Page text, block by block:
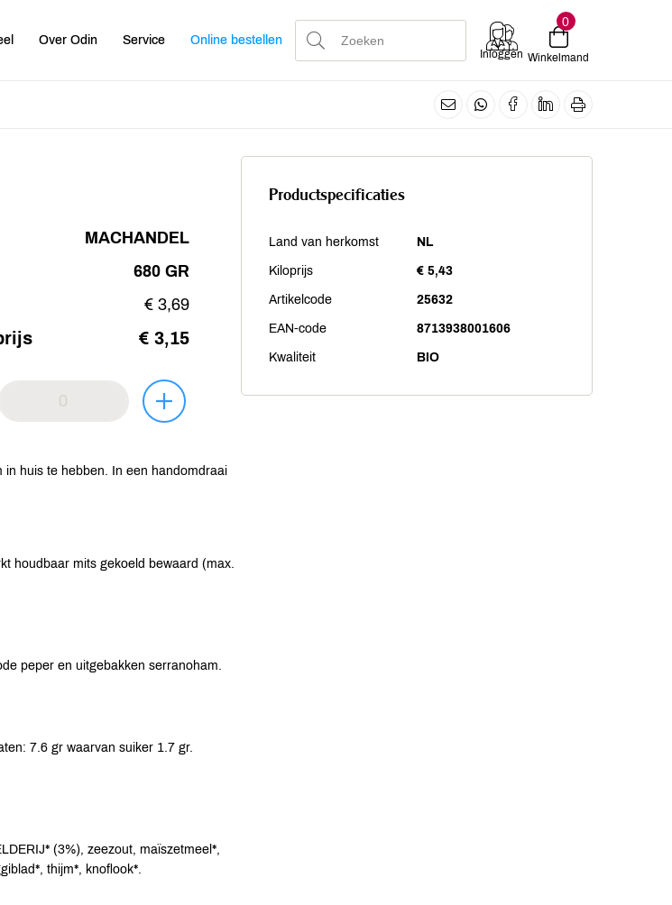
Over Odin Service Online bestellen
Inloggen
0
Winkelmand
MACHANDEL
680 GR
€ 3,69
€ 3,15
huis te hebben. In een handomdraai
houdbaar mits gekoeld bewaard (max.
peper en uitgebakken serranoham.
7.6 gr waarvan suiker 1.7 gr.
(3%), zeezout, maïszetmeel*,
thijm*, knoflook*.
Productspecificaties
Land van herkomst NL
Kiloprijs € 5,43
Artikelcode 25632
EAN-code 8713938001606
Kwaliteit BIO